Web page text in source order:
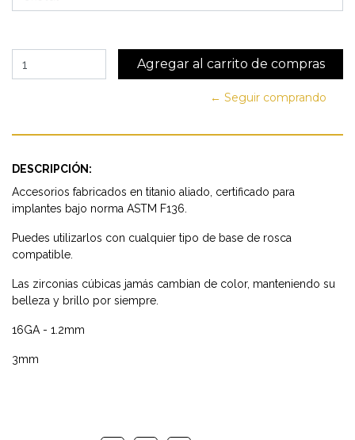
← Seguir comprando
DESCRIPCIÓN:
Accesorios fabricados en titanio aliado, certificado para
implantes bajo norma ASTM F136.
Puedes utilizarlos con cualquier tipo de base de rosca
compatible.
Las zirconias cúbicas jamás cambian de color, manteniendo su
belleza y brillo por siempre.
16GA - 1.2mm
3mm